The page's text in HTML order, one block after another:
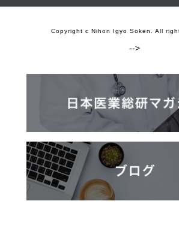
Copyright c Nihon Igyo Soken. All
-->